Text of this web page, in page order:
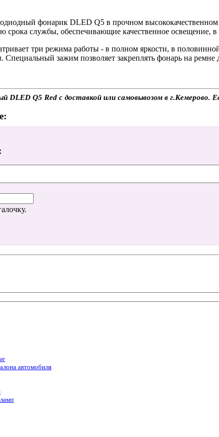
фонарик DLED Q5 в прочном
срока службы, обеспечивающие качественное освещение,
три режима работы - в полном яркости, в
зажим позволяет закреплять фонарь на
DLED Q5 Red с доставкой или самовывозом в
автомобиля